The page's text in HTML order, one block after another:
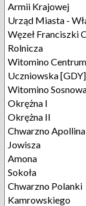
Armii Krajowej
Urząd Miasta -
Węzeł Franciszki
Rolnicza
Witomino Centrum
Uczniowska [GDY]
Witomino
Okrężna I
Okrężna II
Chwarzno Apollina
Jowisza
Amona
Sokoła
Chwarzno Polanki
Kamrowskiego